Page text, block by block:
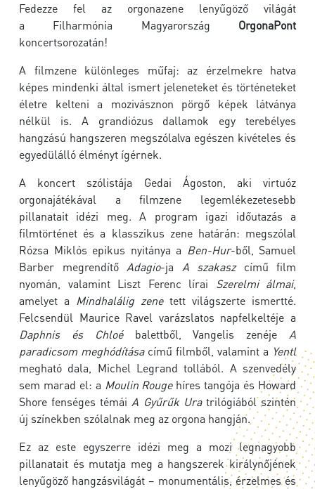
Fedezze fel az orgonazene lenyűgöző világát
a Filharmónia Magyarország
OrgonaPont
koncertsorozatán!
A filmzene különleges műfaj: az érzelmekre hatva
képes mindenki által ismert jeleneteket és történeteket
életre kelteni a mozivásznon pörgő képek látványa
nélkül is. A grandiózus dallamok egy terebélyes
hangzású hangszeren megszólalva egészen kivételes és
egyedülálló élményt ígérnek.
A koncert szólistája Gedai Ágoston, aki virtuóz
orgonajátékával a filmzene legemlékezetesebb
pillanatait idézi meg. A program igazi időutazás a
filmtörténet és a klasszikus zene határán: megszólal
Rózsa Miklós epikus nyitánya a Ben-Hur-ből, Samuel
Barber megrendítő Adagio-ja A szakaszcímű film
nyomán, valamint Liszt Ferenc lírai Szerelmi álmai,
amelyet a Mindhalálig zenetett világszerte ismertté.
Felcsendül Maurice Ravel varázslatos napfelkeltéje a
Daphnis és Chloébalettből, Vangelis zenéje A
paradicsom meghódításacímű filmből, valamint a Yentl
megható dala, Michel Legrand tollából. A szenvedély
sem marad el: a Moulin Rougehíres tangója és Howard
Shore fenséges témái A Gyűrűk Uratrilógiából szintén
új színekben szólalnak meg az orgona hangján.
Ez az este egyszerre idézi meg a mozi legnagyobb
pillanatait és mutatja meg a hangszerek királynőjének
lenyűgöző hangzásvilágát – monumentális, érzelmes és